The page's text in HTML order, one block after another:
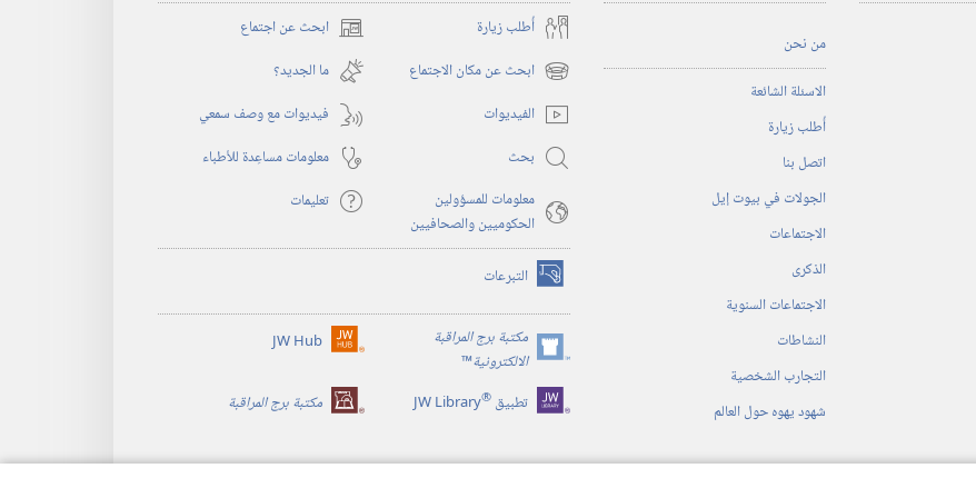
من نحن
الاسئلة الشائعة
أُطلب زيارة
اتصل بنا
الجولات في بيوت إيل
الاجتماعات
الذكرى
الاجتماعات السنوية
النشاطات
التجارب الشخصية
شهود يهوه حول العالم
أُطلب زيارة
ابحث عن اجتماع (يفتح
نافذة
جديدة)
ابحث عن مكان الاجتماع (يفتح
نافذة
ما الجديد؟‏
الفيديوات
فيديوات مع وصف سمعي
بحث
معلومات مساعِدة للأطباء
معلومات للمسؤولين
الحكوميين والصحافيين
تعليمات
التبرعات (يفتح
نافذة
جديدة) مكتبة برج المراقبة
الالكترونية™
(يفتح
نافذة
جديدة)
JW Hub (يفتح
جديدة)
تطبيق ®
JW Library مكتبة برج المراقبة